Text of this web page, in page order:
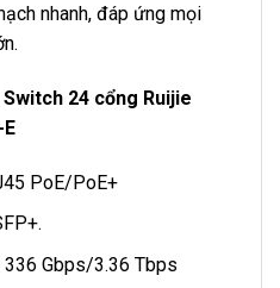
nhanh, đáp ứng mọi
24 cổng Ruijie
PoE/PoE+
336 Gbps/3.36 Tbps